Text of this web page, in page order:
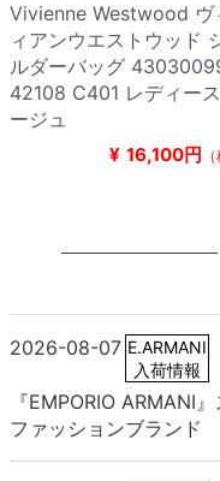
Vivienne Westwood ヴ
ィアンウエストウッド
ルダーバッグ
42108 C401 レディー
ージュ
¥ 16,100円
2026-08-07 E.ARMANI
入荷情報
『EMPORIO ARMANI
ファッションブランド